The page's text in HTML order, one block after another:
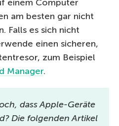
einem Computer
am besten gar nicht
Falls es sich nicht
einen sicheren,
zum Beispiel
Manager.
dass Apple-Geräte
Die folgenden Artikel